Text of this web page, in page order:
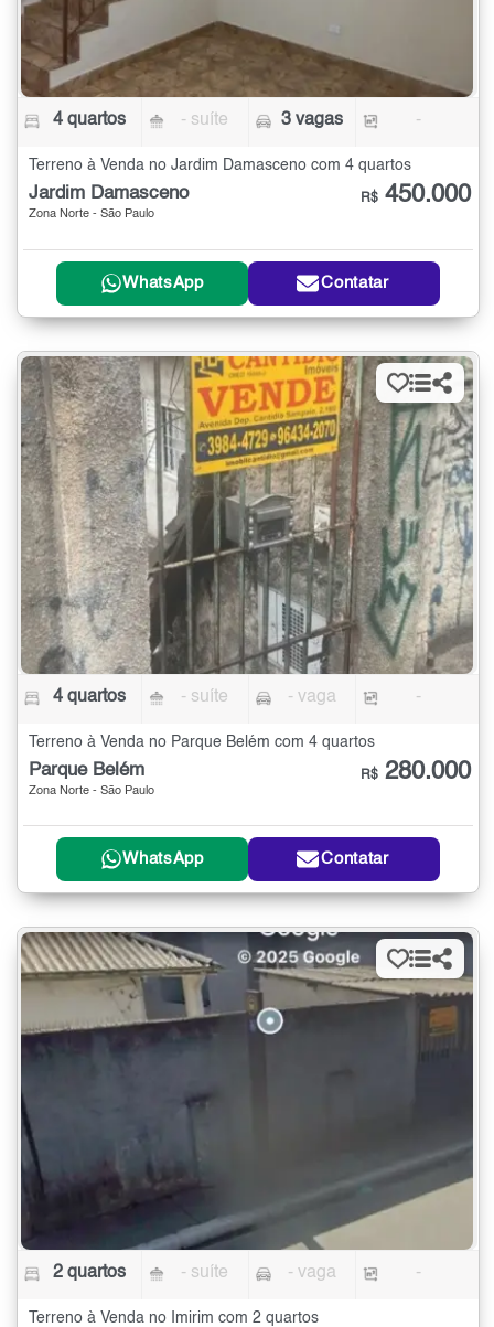
4 quartos - suíte 3 vagas -
Terreno à Venda no Jardim Damasceno com 4 quartos
Jardim Damasceno
Zona Norte - São Paulo
R$ 450.000
WhatsApp Contatar
4 quartos - suíte - vaga -
Terreno à Venda no Parque Belém com 4 quartos
Parque Belém
Zona Norte - São Paulo
R$ 280.000
WhatsApp Contatar
2 quartos - suíte - vaga -
Terreno à Venda no Imirim com 2 quartos